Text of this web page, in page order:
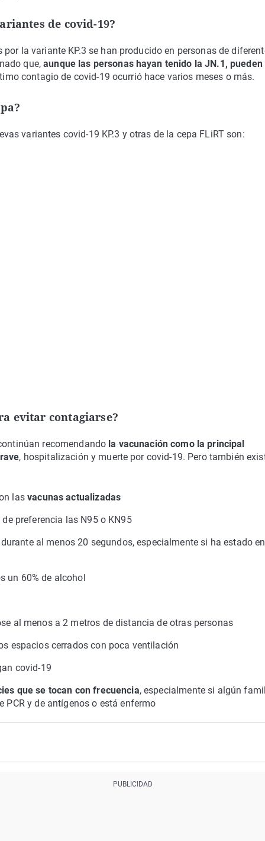
de covid-19?
la variante KP.3 se han producido en personas de
que,aunque las personas hayan tenido la JN.1, pueden
contagio de covid-19 ocurrió hace varios meses o más.
variantes covid-19 KP.3 y otras de la cepa FLiRT son:
evitar contagiarse?
recomendando la vacunación como la principal
, hospitalización y muerte por covid-19. Pero también
lasvacunas actualizadas
preferencia las N95 o KN95
al menos 20 segundos, especialmente si ha estado
un 60% de alcohol
al menos a 2 metros de distancia de otras personas
espacios cerrados con poca ventilación
covid-19
que se tocan con frecuencia, especialmente si algún
y de antígenos o está enfermo